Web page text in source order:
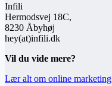
Infili
Hermodsvej 18C,
8230 Åbyhøj
hey(at)infili.dk
Vil du vide mere?
Lær alt om online marketing